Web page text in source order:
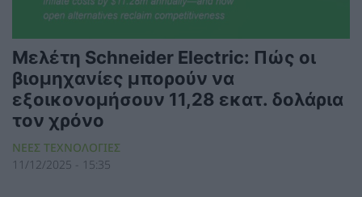
Μελέτη Schneider Electric: Πώς οι
βιομηχανίες μπορούν να
εξοικονομήσουν 11,28 εκατ. δολάρια
τον χρόνο
ΝΕΕΣ ΤΕΧΝΟΛΟΓΙΕΣ
11/12/2025 - 15:35